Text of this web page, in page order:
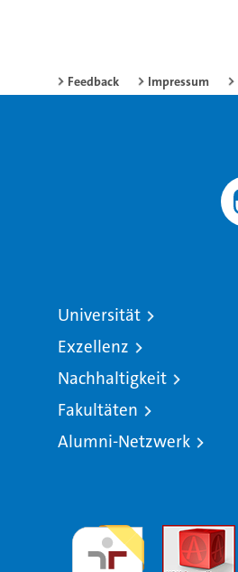
Feedback Impressum
Universität
Exzellenz
Nachhaltigkeit
Fakultäten
Alumni-Netzwerk